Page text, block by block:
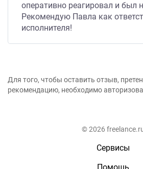
оперативно реагировал и был
Рекомендую Павла как
исполнителя!
Для того, чтобы оставить отзыв,
рекомендацию, необходимо
© 2026
Сервисы